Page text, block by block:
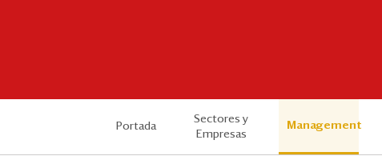
Portada
Sectores y
Empresas
Management